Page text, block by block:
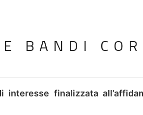
BANDI
interesse finalizzata